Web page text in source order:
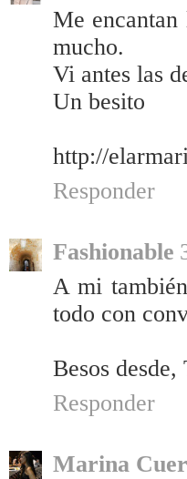
Me
mucho.
Vi antes las
Un besito
http://
Responder
Fashionable
A mi
todo con
Besos
Responder
Marina